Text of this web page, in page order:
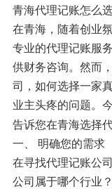
青海代理记账怎么
在青海，随着创业
专业的代理记账服
供财务咨询。然而
司，如何选择一家
业主头疼的问题。
告诉您在青海选择
一、 明确您的需求
在寻找代理记账公
公司属于哪个行业